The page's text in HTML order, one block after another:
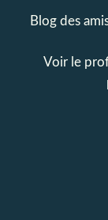
Blog des
Voir le